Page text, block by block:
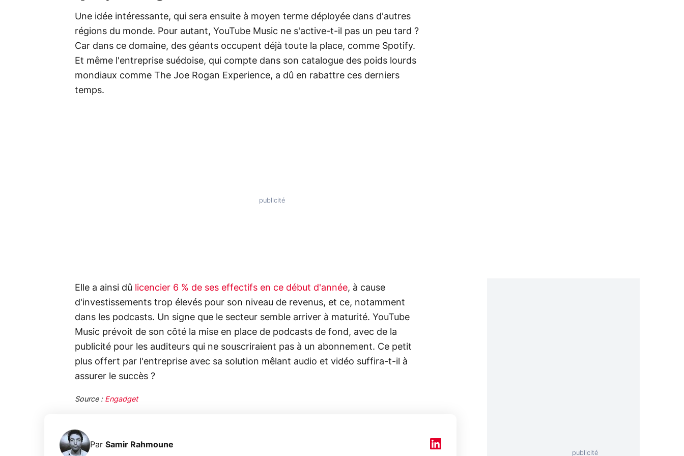
Une idée intéressante, qui sera ensuite à moyen terme déployée dans d'autres
régions du monde. Pour autant, YouTube Music ne s'active-t-il pas un peu tard ?
Car dans ce domaine, des géants occupent déjà toute la place, comme Spotify.
Et même l'entreprise suédoise, qui compte dans son catalogue des poids lourds
mondiaux comme The Joe Rogan Experience, a dû en rabattre ces derniers
temps.
Elle a ainsi dû licencier 6 % de ses effectifs en ce début d'année, à cause
d'investissements trop élevés pour son niveau de revenus, et ce, notamment
dans les podcasts. Un signe que le secteur semble arriver à maturité. YouTube
Music prévoit de son côté la mise en place de podcasts de fond, avec de la
publicité pour les auditeurs qui ne souscriraient pas à un abonnement. Ce petit
plus offert par l'entreprise avec sa solution mêlant audio et vidéo suffira-t-il à
assurer le succès ?
Source : Engadget
Par Samir Rahmoune